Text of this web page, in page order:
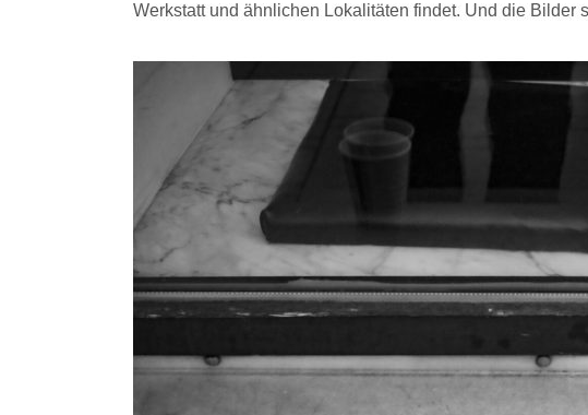
Werkstatt und ähnlichen Lokalitäten findet. Und die Bilder